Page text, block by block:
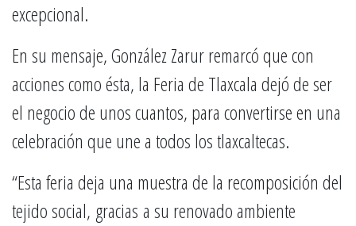
excepcional.
En su mensaje, González Zarur remarcó que con
acciones como ésta, la Feria de Tlaxcala dejó de ser
el negocio de unos cuantos, para convertirse en una
celebración que une a todos los tlaxcaltecas.
“Esta feria deja una muestra de la recomposición del
tejido social, gracias a su renovado ambiente